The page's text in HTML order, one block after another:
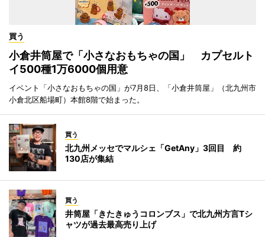
買う
小倉井筒屋で「小さなおもちゃの国」 カプセルト
イ500種1万6000個用意
イベント「小さなおもちゃの国」が7月8日、「小倉井筒屋」（北九州市
小倉北区船場町）本館8階で始まった。
買う
北九州メッセでマルシェ「GetAny」3回目 約
130店が集結
買う
井筒屋「きたきゅうコロンブス」で北九州方言Tシ
ャツが過去最高売り上げ